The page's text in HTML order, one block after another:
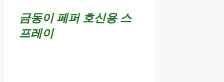
금동이 페퍼 호신용 스
프레이